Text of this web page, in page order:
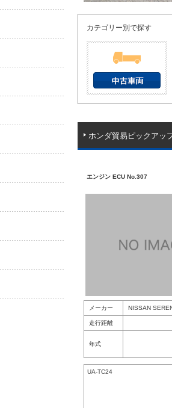
カテゴリー別で探す
ホンダ貿易ピックアッ
エンジン ECU No.307
メーカー NISSAN
走行距離
年式
UA-TC24